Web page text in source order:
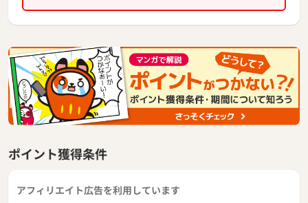
ポイント獲得条件
アフィリエイト広告を利用しています